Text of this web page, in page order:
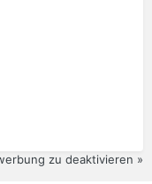
zu deaktivieren »